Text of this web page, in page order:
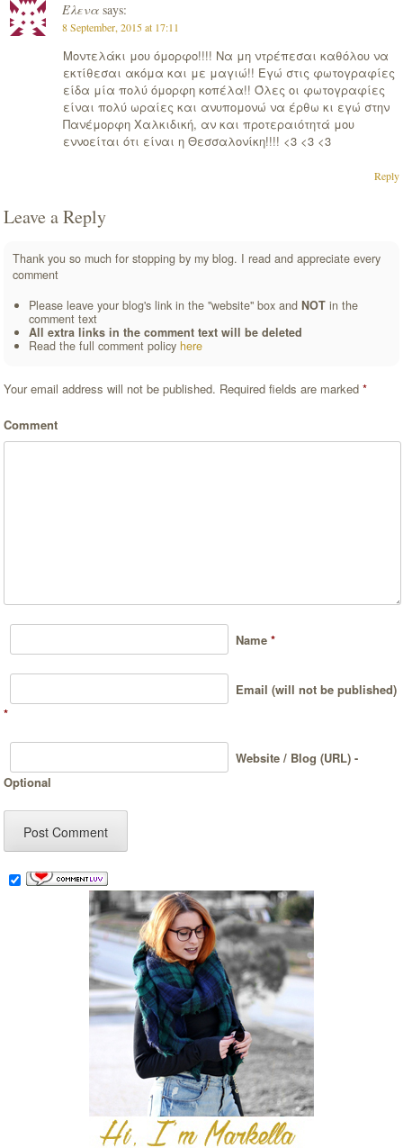
Έλενα says:
8 September, 2015 at 17:11
Μοντελάκι μου όμορφο!!!! Να μη ντρέπεσαι καθόλου να
εκτίθεσαι ακόμα και με μαγιώ!! Εγώ στις φωτογραφίες
είδα μία πολύ όμορφη κοπέλα!! Όλες οι φωτογραφίες
είναι πολύ ωραίες και ανυπομονώ να έρθω κι εγώ στην
Πανέμορφη Χαλκιδική, αν και προτεραιότητά μου
εννοείται ότι είναι η Θεσσαλονίκη!!!! <3 <3 <3
Reply
Leave a Reply
Thank you so much for stopping by my blog. I read and appreciate every
comment
Please leave your blog's link in the "website" box andNOT in the
comment text
All extra links in the comment text will be deleted
Read the full comment policyhere
Your email address will not be published. Required fields are marked*
Comment
Name*
Email (will not be published)
*
Website / Blog (URL) -
Optional